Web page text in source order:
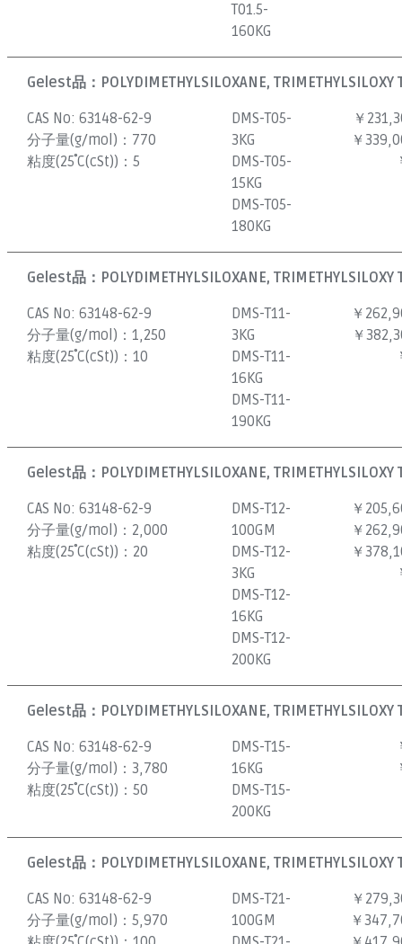
T01.5-
160KG
Gelest品： POLYDIMETHYLSILOXANE,
CAS No:63148-62-9
分子量(g/mol)： 770
粘度(25˚C(cSt))：5
DMS-T05-
3KG
DMS-T05-
15KG
DMS-T05-
180KG
￥
￥
Gelest品： POLYDIMETHYLSILOXANE,
CAS No:63148-62-9
分子量(g/mol)：1,250
粘度(25˚C(cSt))：10
DMS-T11-
3KG
DMS-T11-
16KG
DMS-T11-
190KG
￥
￥
Gelest品： POLYDIMETHYLSILOXANE,
CAS No:63148-62-9
分子量(g/mol)： 2,000
粘度(25˚C(cSt))： 20
DMS-T12-
100GM
DMS-T12-
3KG
DMS-T12-
16KG
DMS-T12-
200KG
￥
￥
￥
Gelest品： POLYDIMETHYLSILOXANE,
CAS No:63148-62-9
分子量(g/mol)：3,780
粘度(25˚C(cSt))：50
DMS-T15-
16KG
DMS-T15-
200KG
Gelest品： POLYDIMETHYLSILOXANE,
CAS No:63148-62-9
分子量(g/mol)：5,970
DMS-T21-
100GM
￥
￥